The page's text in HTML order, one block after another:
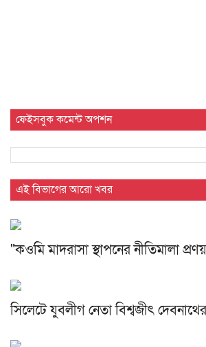
ফেইসবুক কমেন্ট অপশন
এই বিভাগের আরো খবর
"কওমি মাদরাসা স্থাপনের নীতিমালা
সিলেটে যুবলীগ নেতা বিশ্বজীৎ